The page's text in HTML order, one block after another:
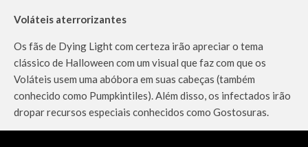
Voláteis aterrorizantes
Os fãs de Dying Light com certeza irão apreciar o tema
clássico de Halloween com um visual que faz com que os
Voláteis usem uma abóbora em suas cabeças (também
conhecido como Pumpkintiles). Além disso, os infectados irão
dropar recursos especiais conhecidos como Gostosuras.